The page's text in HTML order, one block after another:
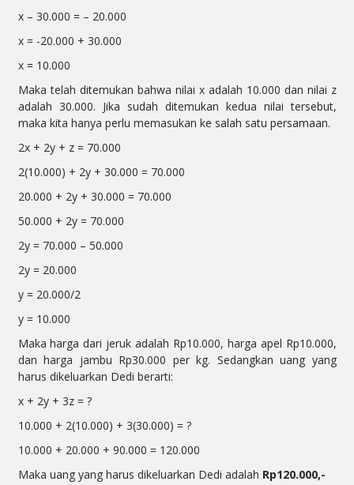
x – 30.000 = – 20.000
x = -20.000 + 30.000
x = 10.000
Maka telah ditemukan bahwa nilai x adalah 10.000 dan nilai z
adalah 30.000. Jika sudah ditemukan kedua nilai tersebut,
maka kita hanya perlu memasukan ke salah satu persamaan.
2x + 2y + z = 70.000
2(10.000) + 2y + 30.000 = 70.000
20.000 + 2y + 30.000 = 70.000
50.000 + 2y = 70.000
2y = 70.000 – 50.000
2y = 20.000
y = 20.000/2
y = 10.000
Maka harga dari jeruk adalah Rp10.000, harga apel Rp10.000,
dan harga jambu Rp30.000 per kg. Sedangkan uang yang
harus dikeluarkan Dedi berarti:
x + 2y + 3z = ?
10.000 + 2(10.000) + 3(30.000) = ?
10.000 + 20.000 + 90.000 = 120.000
Maka uang yang harus dikeluarkan Dedi adalah Rp120.000,-